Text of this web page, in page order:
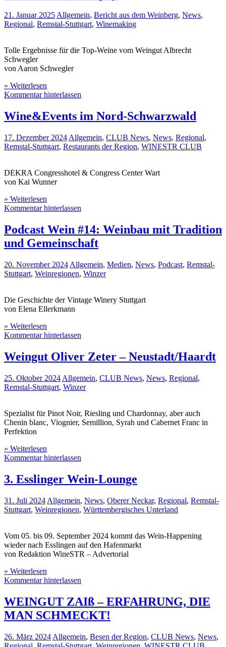
21. Januar 2025Allgemein, Bericht aus dem Weinberg, News,
Regional, Remstal-Stuttgart, Winemaking
Tolle Ergebnisse für die Top-Weine vom Weingut Albrecht
Schwegler
von Aaron Schwegler
» Weiterlesen
Kommentar hinterlassen
Wine&Events im Nord-Schwarzwald
17. Dezember 2024 Allgemein, CLUB News, News, Regional,
Remstal-Stuttgart, Restaurants der Region, WINESTR CLUB
DEKRA Congresshotel & Congress Center Wart
von Kai Wunner
» Weiterlesen
Kommentar hinterlassen
Podcast Wein #14: Weinbau mit Tradition
und Gemeinschaft
20. November 2024 Allgemein, Medien, News, Podcast, Remstal-
Stuttgart, Weinregionen, Winzer
Die Geschichte der Vintage Winery Stuttgart
von Elena Ellerkmann
» Weiterlesen
Kommentar hinterlassen
Weingut Oliver Zeter – Neustadt/Haardt
25. Oktober 2024 Allgemein, CLUB News, News, Regional,
Remstal-Stuttgart, Winzer
Spezialist für Pinot Noir, Riesling und Chardonnay, aber auch
Chenin blanc, Viognier, Semillion, Syrah und Cabernet Franc in
Perfektion
» Weiterlesen
Kommentar hinterlassen
3. Esslinger Wein-Lounge
31. Juli 2024 Allgemein, News, Oberer Neckar, Regional, Remstal-
Stuttgart, Weinregionen, Württembergisches Unterland
Vom 05. bis 09. September 2024 kommt das Wein-Happening
wieder nach Esslingen auf den Hafenmarkt
von Redaktion WineSTR – Advertorial
» Weiterlesen
Kommentar hinterlassen
WEINGUT ZAIß – ERFAHRUNG, DIE
MAN SCHMECKT!
26. März 2024 Allgemein, Besen der Region, CLUB News, News,